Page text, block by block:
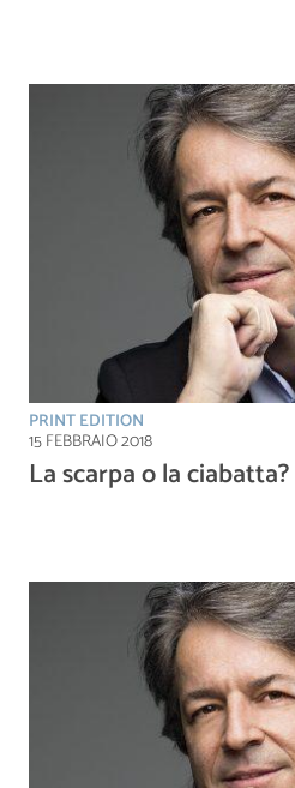
PRINT EDITION
15 FEBBRAIO 2018
La scarpa o la ciabatta?